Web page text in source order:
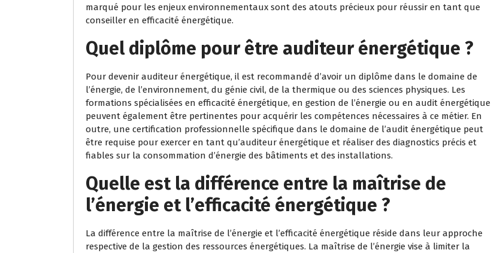
marqué pour les enjeux environnementaux sont des atouts précieux pour réussir en tant que
conseiller en efficacité énergétique.
Quel diplôme pour être auditeur énergétique ?
Pour devenir auditeur énergétique, il est recommandé d’avoir un diplôme dans le domaine de
l’énergie, de l’environnement, du génie civil, de la thermique ou des sciences physiques. Les
formations spécialisées en efficacité énergétique, en gestion de l’énergie ou en audit énergétique
peuvent également être pertinentes pour acquérir les compétences nécessaires à ce métier. En
outre, une certification professionnelle spécifique dans le domaine de l’audit énergétique peut
être requise pour exercer en tant qu’auditeur énergétique et réaliser des diagnostics précis et
fiables sur la consommation d’énergie des bâtiments et des installations.
Quelle est la différence entre la maîtrise de
l’énergie et l’efficacité énergétique ?
La différence entre la maîtrise de l’énergie et l’efficacité énergétique réside dans leur approche
respective de la gestion des ressources énergétiques. La maîtrise de l’énergie vise à limiter la